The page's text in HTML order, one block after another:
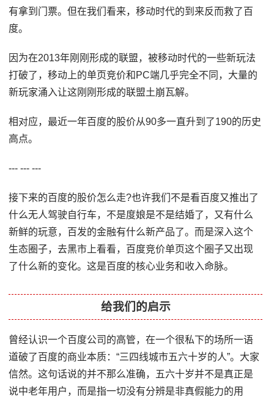
有拿到门票。但在我们看来，移动时代的到来反而救了百
度。
因为在2013年刚刚形成的联盟，被移动时代的一些新玩法
打破了，移动上的单页竞价和PC端几乎完全不同，大量的
新玩家涌入让这刚刚形成的联盟土崩瓦解。
相对应，最近一年百度的股价从90多一直升到了190的历史
高点。
--- --- ---
接下来的百度的股价怎么走?也许我们不是看百度又推出了
什么无人驾驶自行车，不是度娘是不是结婚了，又有什么
新鲜的玩意，百发的金融有什么新产品了。而是深入这个
生态圈子，去黑市上看看，百度竞价单页这个圈子又出现
了什么新的变化。这是百度的核心业务和收入命脉。
给我们的启示
曾经认识一个百度公司的高管，在一个很私下的场所一语
道破了百度的商业本质：“三四线城市五六十岁的人”。大家
信然。这句话说的并不那么准确，五六十岁并不是真正是
说中老年用户，而是指一切没有分辨是非真假能力的用